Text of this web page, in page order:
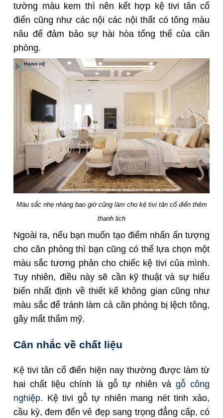
tường màu kem thì nên kết hợp kệ tivi tân cổ
điển cũng như các nội các nội thất có tông màu
nâu để đảm bảo sự hài hòa tổng thể của căn
phòng.
Màu sắc nhẹ nhàng bao giờ cũng làm cho kệ tivi tân cổ điển thêm
thanh lịch
Ngoài ra, nếu bạn muốn tạo điểm nhấn ấn tượng
cho căn phòng thì bạn cũng có thể lựa chọn một
màu sắc tương phản cho chiếc kệ tivi của mình.
Tuy nhiên, điều này sẽ cần kỹ thuật và sự hiểu
biến nhất định về thiết kế không gian cũng như
màu sắc để tránh làm cả căn phòng bị lệch tông,
gây mất thẩm mỹ.
Cân nhắc về chất liệu
Kệ tivi tân cổ điển hiện nay thường được làm từ
hai chất liệu chính là gỗ tự nhiên và gỗ công
nghiệp. Kệ tivi gỗ tự nhiên mang nét tinh xảo,
cầu kỳ, đem đến vẻ đẹp sang trọng đẳng cấp, có